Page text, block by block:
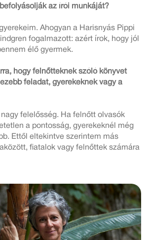
az írói munkáját?
Ahogyan a Harisnyás Pippi
fogalmazott: azért írok, hogy jól
élő gyermek.
hogy felnőtteknek szóló könyvet
feladat, gyerekeknek vagy a
felelősség. Ha felnőtt olvasók
a pontosság, gyerekeknél még
Ettől eltekintve szerintem más
fiatalok vagy felnőttek számára